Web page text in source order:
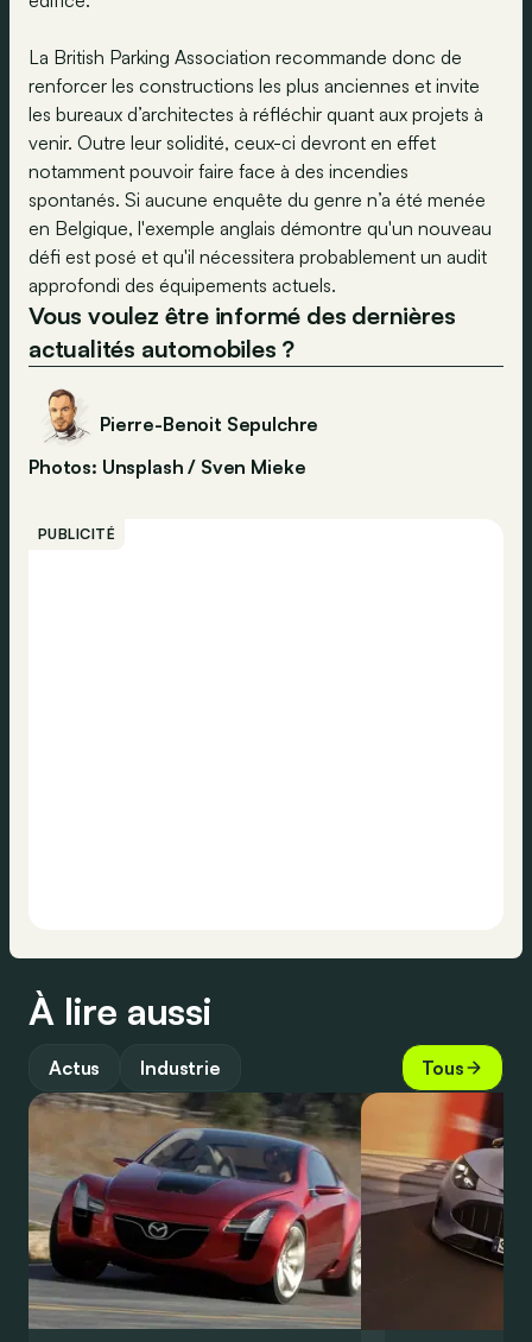
La British Parking Association recommande donc de
renforcer les constructions les plus anciennes et invite
les bureaux d’architectes à réfléchir quant aux projets à
venir. Outre leur solidité, ceux-ci devront en effet
notamment pouvoir faire face à des incendies
spontanés. Si aucune enquête du genre n’a été menée
en Belgique, l'exemple anglais démontre qu'un nouveau
défi est posé et qu'il nécessitera probablement un audit
approfondi des équipements actuels.
Vous voulez être informé des dernières
actualités automobiles ?
Pierre-Benoit Sepulchre
Photos: Unsplash / Sven Mieke
PUBLICITÉ
À lire aussi
Actus Industrie Tous